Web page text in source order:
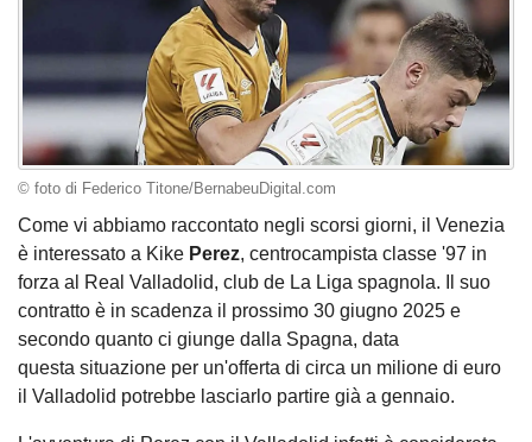
© foto di Federico Titone/BernabeuDigital.com
Come vi abbiamo raccontato negli scorsi giorni, il Venezia
è interessato a Kike Perez, centrocampista classe '97 in
forza al Real Valladolid, club de La Liga spagnola. Il suo
contratto è in scadenza il prossimo 30 giugno 2025 e
secondo quanto ci giunge dalla Spagna, data
questa situazione per un'offerta di circa un milione di euro
il Valladolid potrebbe lasciarlo partire già a gennaio.